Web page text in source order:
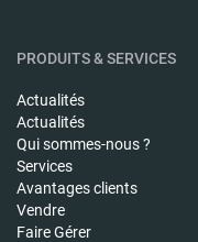
PRODUITS & SERVICES
Actualités
Actualités
Qui sommes-nous ?
Services
Avantages clients
Vendre
Faire Gérer